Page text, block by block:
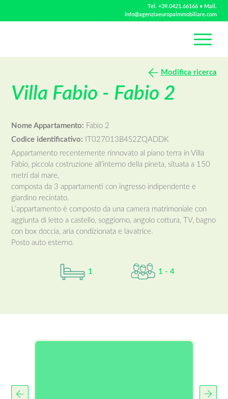
Tel. +39.0421.66166• Mail.
info@agenziaeuropaimmobiliare.com
Villa Fabio - Fabio 2
Nome Appartamento: Fabio 2
Codice identificativo: IT027013B4S2ZQADDK
Appartamento recentemente rinnovato al piano terra in Villa
Fabio, piccola costruzione all’interno della pineta, situata a 150
metri dal mare,
composta da 3 appartamenti con ingresso indipendente e
giardino recintato.
L’appartamento è composto da una camera matrimoniale con
aggiunta di letto a castello, soggiorno, angolo cottura, TV, bagno
con box doccia, aria condizionata e lavatrice.
Posto auto esterno.
1 1 - 4
Modifica ricerca